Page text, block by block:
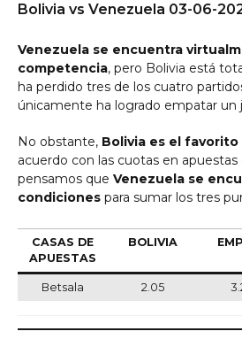
Bolivia vs Venezuela 03-06-
Venezuela se encuentra
competencia, pero Bolivia está
ha perdido tres de los cuatro
únicamente ha logrado empatar un
No obstante, Bolivia es el favorito
acuerdo con las cuotas en
pensamos que Venezuela se
condiciones para sumar los tres
CASAS DE
APUESTAS
BOLIVIA
Betsala 2.05